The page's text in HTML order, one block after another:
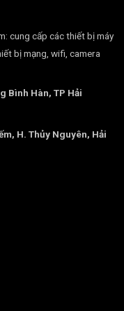
cung cấp các thiết bị máy
bị mạng, wifi, camera
Bình Hàn, TP Hải
H. Thủy Nguyên, Hải